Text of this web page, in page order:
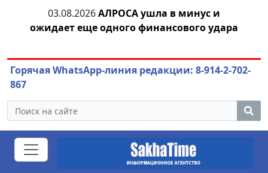
03.08.2026АЛРОСА ушла в минус и
ожидает еще одного финансового удара
Горячая WhatsApp-линия редакции: 8-914-2-702-
867